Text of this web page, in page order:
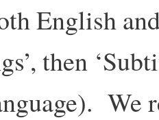
English
then
We